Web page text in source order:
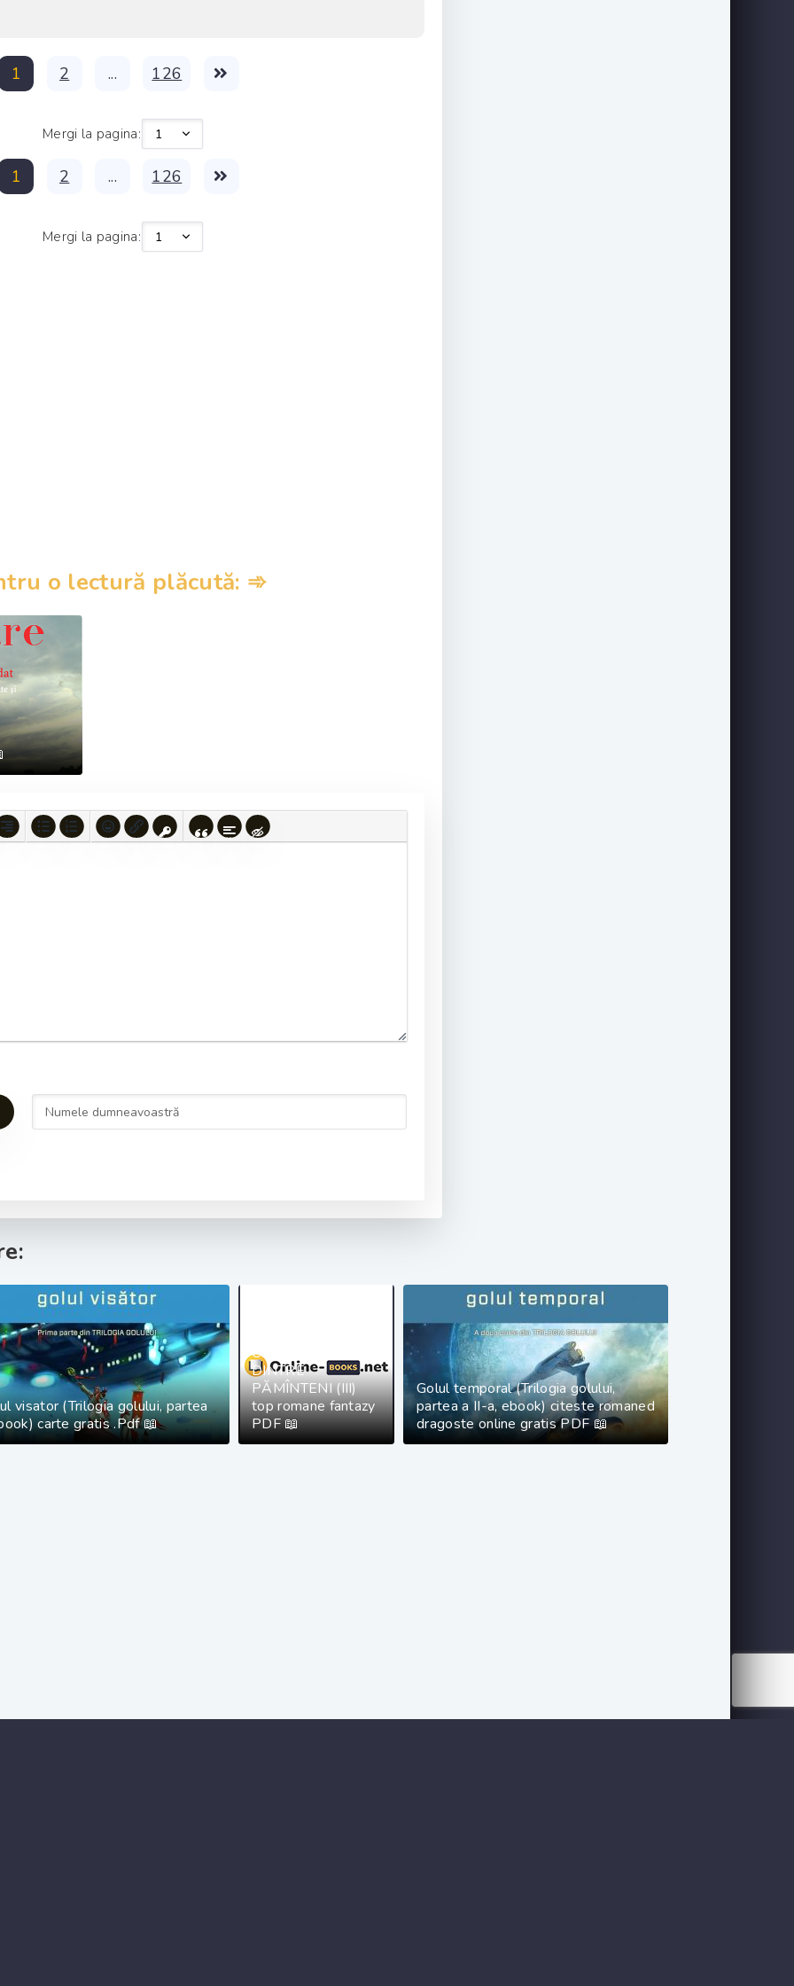
1 2 ... 126
Mergi la pagina:
1 2 ... 126
Mergi la pagina:
o lectură plăcută: ➾
visator (Trilogia golului, partea
carte gratis .Pdf 📖
CEL MAI IUBIT
DINTRE
PĂMÎNTENI (III)
top romane fantazy
PDF 📖
Golul temporal (Trilogia golului,
partea a II-a, ebook) citeste romaned
dragoste online gratis PDF 📖